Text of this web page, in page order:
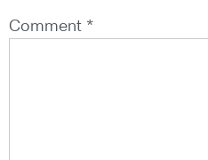
Comment *